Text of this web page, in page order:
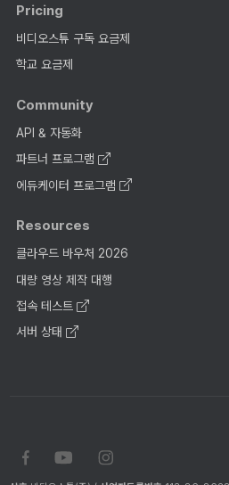
Pricing
비디오스튜 구독 요금제
학교 요금제
Community
API & 자동화
파트너 프로그램
에듀케이터 프로그램
Resources
클라우드 바우처 2026
대량 영상 제작 대행
접속 테스트
서버 상태